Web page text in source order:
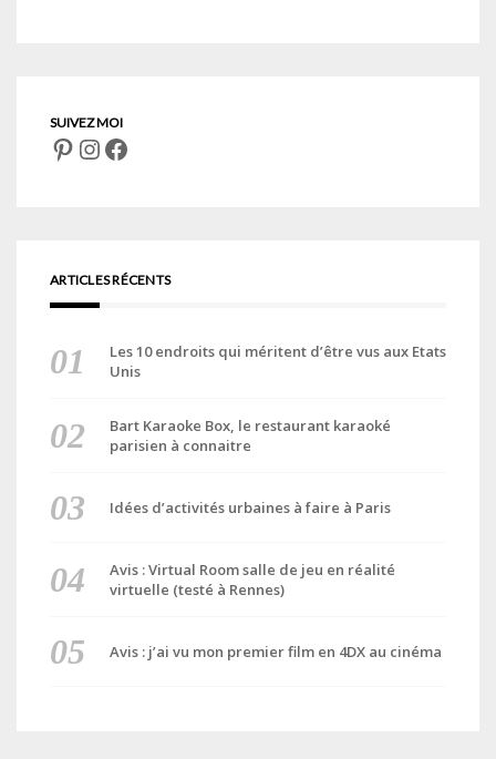
Pinterest
Instagram
Facebook
ARTICLES RÉCENTS
Les 10 endroits qui méritent d’être vus aux Etats
Unis
Bart Karaoke Box, le restaurant karaoké
parisien à connaitre
Idées d’activités urbaines à faire à Paris
Avis : Virtual Room salle de jeu en réalité
virtuelle (testé à Rennes)
Avis : j’ai vu mon premier film en 4DX au cinéma